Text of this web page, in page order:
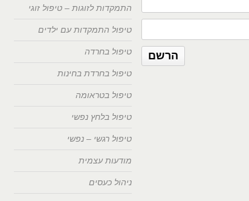
התמקדות לזוגות – טיפול זוגי
טיפול התמקדות עם ילדים
טיפול בחרדה
טיפול בחרדת בחינות
טיפול בטראומה
טיפול בלחץ נפשי
טיפול רגשי – נפשי
מודעות עצמית
ניהול כעסים